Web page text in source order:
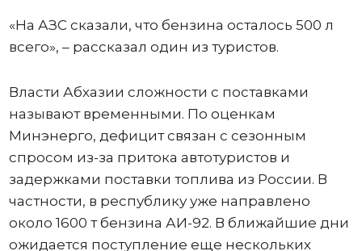
«На АЗС сказали, что бензина осталось 500 л
всего», – рассказал один из туристов.
Власти Абхазии сложности с поставками
называют временными. По оценкам
Минэнерго, дефицит связан с сезонным
спросом из-за притока автотуристов и
задержками поставки топлива из России. В
частности, в республику уже направлено
около 1600 т бензина АИ-92. В ближайшие дни
ожидается поступление еще нескольких